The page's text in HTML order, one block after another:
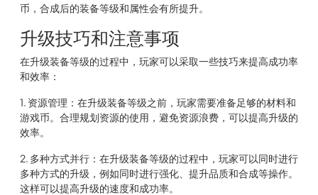
币，合成后的装备等级和属性会有所提升。
升级技巧和注意事项
在升级装备等级的过程中，玩家可以采取一些技巧来提高成功率
和效率：
1. 资源管理：在升级装备等级之前，玩家需要准备足够的材料和
游戏币。合理规划资源的使用，避免资源浪费，可以提高升级的
效率。
2. 多种方式并行：在升级装备等级的过程中，玩家可以同时进行
多种方式的升级，例如同时进行强化、提升品质和合成等操作。
这样可以提高升级的速度和成功率。